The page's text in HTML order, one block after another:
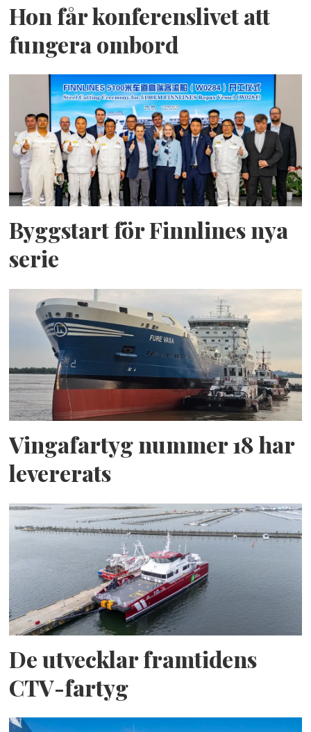
Hon får konferenslivet att
fungera ombord
Byggstart för Finnlines nya
serie
Vingafartyg nummer 18 har
levererats
De utvecklar framtidens
CTV-fartyg